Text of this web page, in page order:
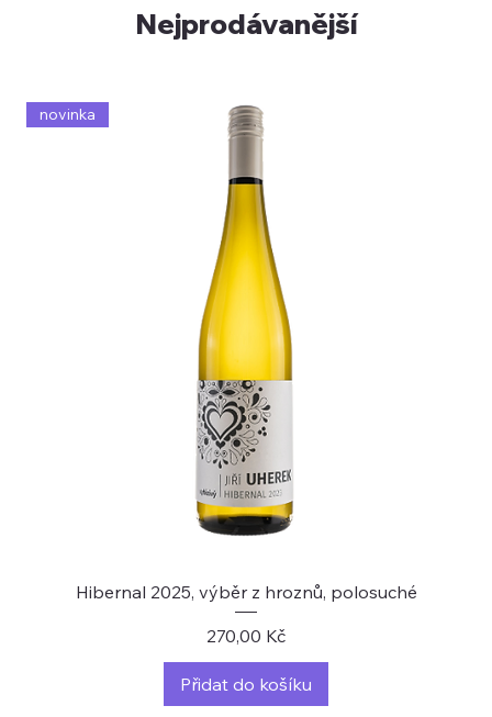
Nejprodávanější
novinka
Hibernal 2025, výběr z hroznů, polosuché
Cena
270,00 Kč
Přidat do košíku